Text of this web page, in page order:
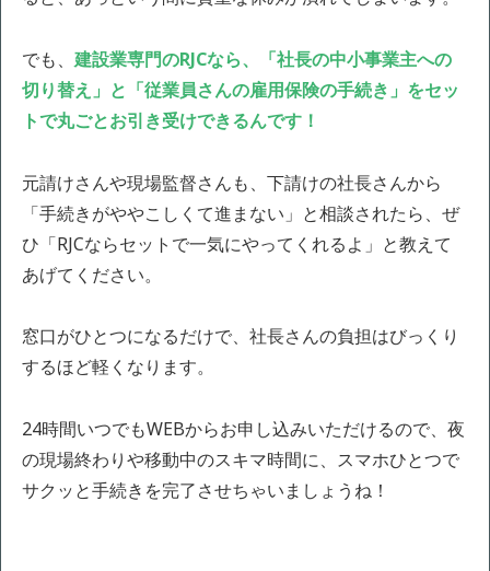
でも、建設業専門のRJCなら、「社長の中小事業主への
切り替え」と「従業員さんの雇用保険の手続き」をセッ
トで丸ごとお引き受けできるんです！
元請けさんや現場監督さんも、下請けの社長さんから
「手続きがややこしくて進まない」と相談されたら、ぜ
ひ「RJCならセットで一気にやってくれるよ」と教えて
あげてください。
窓口がひとつになるだけで、社長さんの負担はびっくり
するほど軽くなります。
24時間いつでもWEBからお申し込みいただけるので、夜
の現場終わりや移動中のスキマ時間に、スマホひとつで
サクッと手続きを完了させちゃいましょうね！